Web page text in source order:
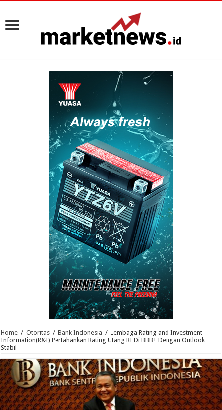
Home / Otoritas / Bank Indonesia / Lembaga Rating and Investment
Information(R&I) Pertahankan Rating Utang RI Di BBB+ Dengan Outlook
Stabil